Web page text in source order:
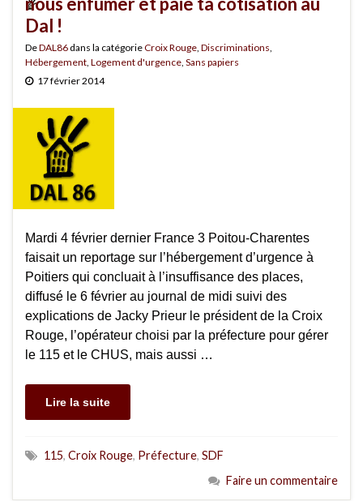
Dal !
DeDAL86 dans la catégorieCroix Rouge Discriminations
Hébergement Logement d'urgence Sans papiers
17 février 2014
Mardi 4 février dernier France 3 Poitou-Charentes
faisait un reportage sur l’hébergement d’urgence à
Poitiers qui concluait à l’insuffisance des places,
diffusé le 6 février au journal de midi suivi des
explications de Jacky Prieur le président de la Croix
Rouge, l’opérateur choisi par la préfecture pour gérer
le 115 et le CHUS, mais aussi …
Lire la suite
115, Croix Rouge, Préfecture, SDF
Faire un commentaire